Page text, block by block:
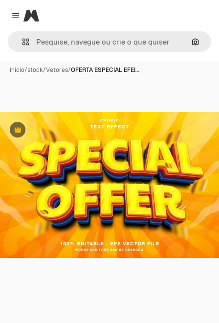
Close menu
Magnific
Início/stock/Vetores/OFERTA ESPECIAL EFEI…
Premium